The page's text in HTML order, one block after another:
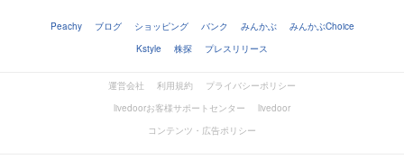
Peachy ブログ ショッピング バンク みんかぶ
みんかぶChoice
Kstyle
株探 プレスリリース
運営会社 利用規約
プライバシーポリシー
livedoorお客様サポートセンター
livedoor
コンテンツ・広告ポリシー